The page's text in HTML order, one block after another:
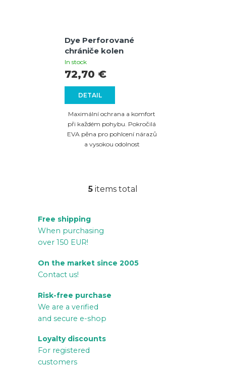
Dye Perforované
chrániče kolen
In stock
DETAIL
72,70 €
Maximální ochrana a komfort
při každém pohybu. Pokročilá
EVA pěna pro pohlcení nárazů
a vysokou odolnost
L
n
5 items total
Free shipping
When purchasing
over 150 EUR!
On the market since 2005
Contact us!
Risk-free purchase
We are a verified
and secure e-shop
Loyalty discounts
For registered
customers